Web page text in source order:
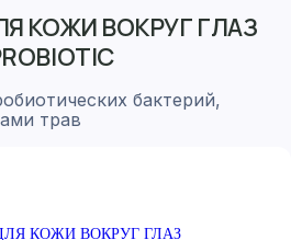
КОЖИ ВОКРУГ ГЛАЗ
бактерий,
трав